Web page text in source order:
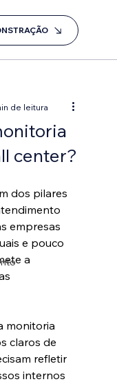
center?
de leitura
dos pilares
empresas
e pouco
a
monitoria
claros de
refletir
internos